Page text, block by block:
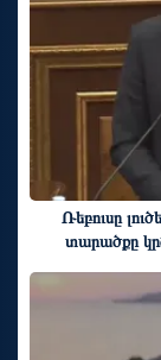
Ռեբուսը
տարածքը